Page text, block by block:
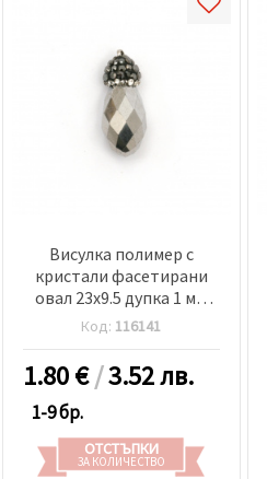
Висулка полимер с
кристали фасетирани
овал 23x9.5 дупка 1 мм
цвят графит
Код: 116141
1.80€/3.52 лв.
1-9 бр.
ОТСТЪПКИ
ЗА КОЛИЧЕСТВО